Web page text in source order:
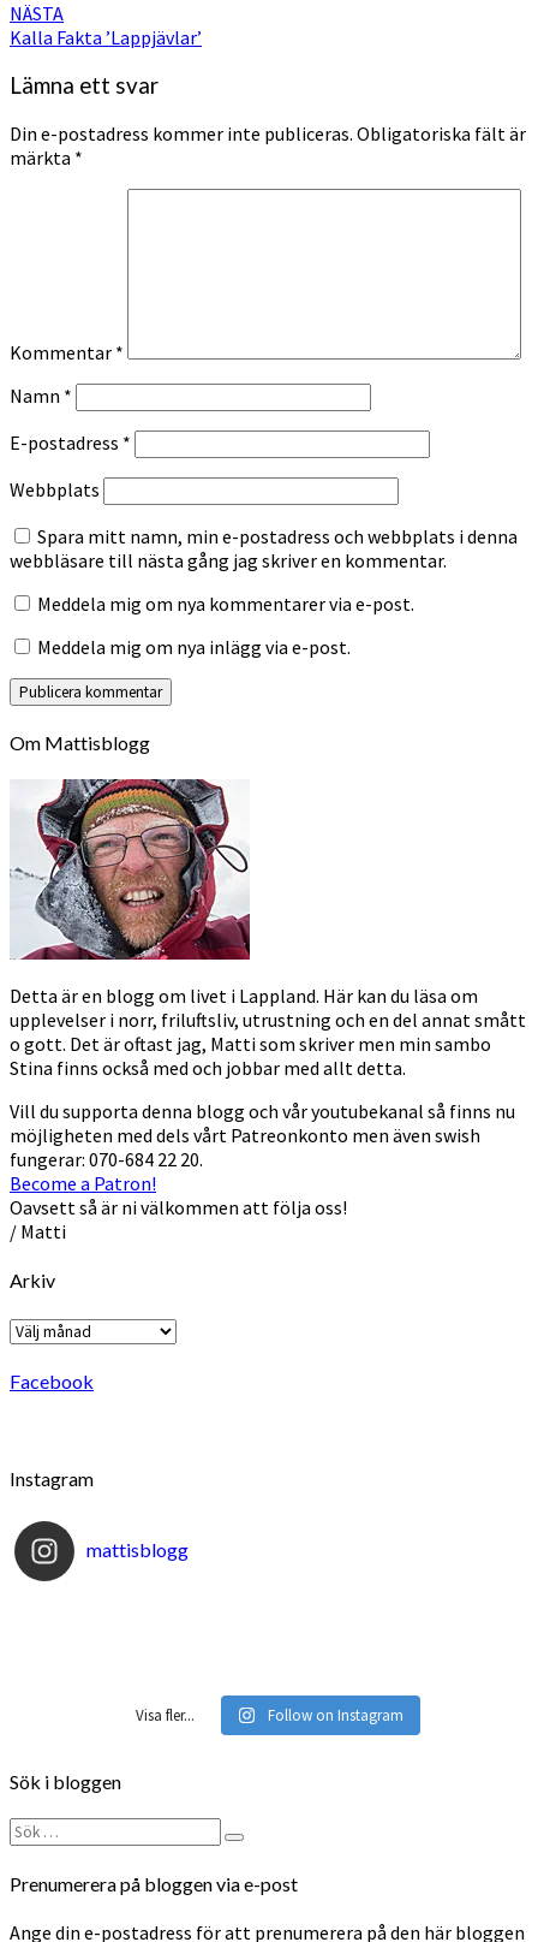
NÄSTA
Kalla Fakta ’Lappjävlar’
Lämna ett svar
Din e-postadress kommer inte publiceras. Obligatoriska fält är
märkta *
Kommentar *
Namn *
E-postadress *
Webbplats
Spara mitt namn, min e-postadress och webbplats i denna
webbläsare till nästa gång jag skriver en kommentar.
Meddela mig om nya kommentarer via e-post.
Meddela mig om nya inlägg via e-post.
Om Mattisblogg
Detta är en blogg om livet i Lappland. Här kan du läsa om
upplevelser i norr, friluftsliv, utrustning och en del annat smått
o gott. Det är oftast jag, Matti som skriver men min sambo
Stina finns också med och jobbar med allt detta.
Vill du supporta denna blogg och vår youtubekanal så finns nu
möjligheten med dels vårt Patreonkonto men även swish
fungerar: 070-684 22 20.
Become a Patron!
Oavsett så är ni välkommen att följa oss!
/ Matti
Arkiv
Arkiv
Facebook
Instagram
mattisblogg
Visa fler... Follow on Instagram
Sök i bloggen
Sök
efter:
Sök
Prenumerera på bloggen via e-post
Ange din e-postadress för att prenumerera på den här bloggen